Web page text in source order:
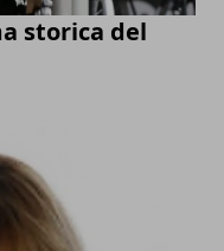
storica del